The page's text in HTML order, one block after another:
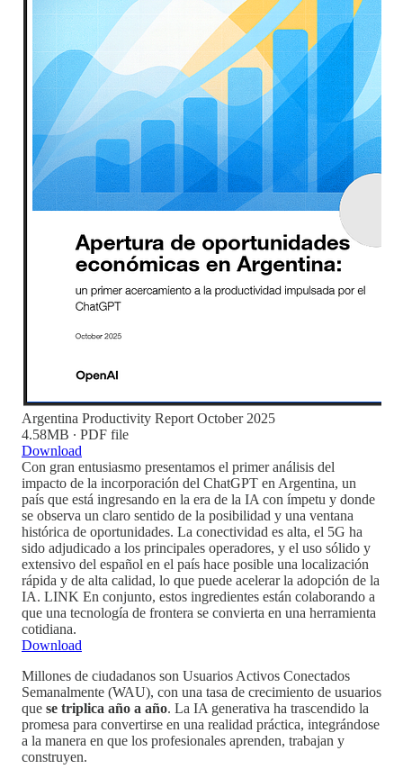
Argentina Productivity Report October 2025
4.58MB ∙ PDF file
Download
Con gran entusiasmo presentamos el primer análisis del
impacto de la incorporación del ChatGPT en Argentina, un
país que está ingresando en la era de la IA con ímpetu y donde
se observa un claro sentido de la posibilidad y una ventana
histórica de oportunidades. La conectividad es alta, el 5G ha
sido adjudicado a los principales operadores, y el uso sólido y
extensivo del español en el país hace posible una localización
rápida y de alta calidad, lo que puede acelerar la adopción de la
IA. LINK En conjunto, estos ingredientes están colaborando a
que una tecnología de frontera se convierta en una herramienta
cotidiana.
Download
Millones de ciudadanos son Usuarios Activos Conectados
Semanalmente (WAU), con una tasa de crecimiento de usuarios
que se triplica año a año. La IA generativa ha trascendido la
promesa para convertirse en una realidad práctica, integrándose
a la manera en que los profesionales aprenden, trabajan y
construyen.